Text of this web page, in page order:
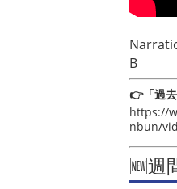
B
👉「過去
https://
nbun/
🆕週